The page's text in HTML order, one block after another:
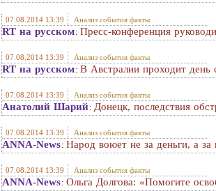
07.08.2014 13:39 Анализ события факты
RT на русском: Пресс-конференция
07.08.2014 13:39 Анализ события факты
RT на русском: В Австралии проходит
07.08.2014 13:39 Анализ события факты
Анатолий Шарий: Донецк, последствия
07.08.2014 13:39 Анализ события факты
ANNA-News: Народ воюет не за деньги, а
07.08.2014 13:39 Анализ события факты
ANNA-News: Ольга Долгова: «Помогите